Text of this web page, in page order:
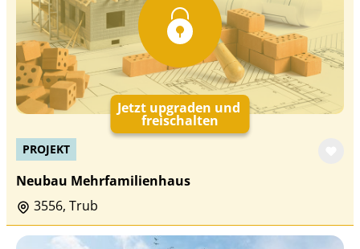
Jetzt upgraden und
freischalten
PROJEKT
Neubau Mehrfamilienhaus
3556, Trub